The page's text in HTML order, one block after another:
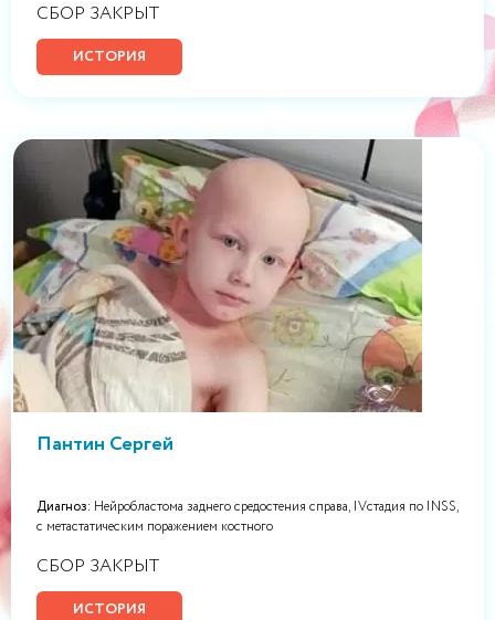
СБОР ЗАКРЫТ
ИСТОРИЯ
Пантин Сергей
Диагноз: Нейробластома заднего средостения справа, IVстадия по INSS,
с метастатическим поражением костного
СБОР ЗАКРЫТ
ИСТОРИЯ